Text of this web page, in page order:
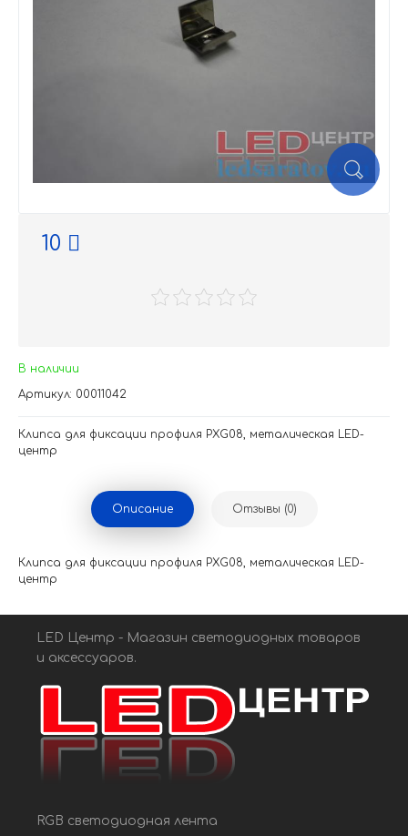
10
В наличии
Артикул: 00011042
Клипса для фиксации профиля PXG08, металическая LED-
центр
Описание Отзывы (0)
Клипса для фиксации профиля PXG08, металическая LED-
центр
LED Центр - Магазин светодиодных товаров
и аксессуаров.
RGB светодиодная лента